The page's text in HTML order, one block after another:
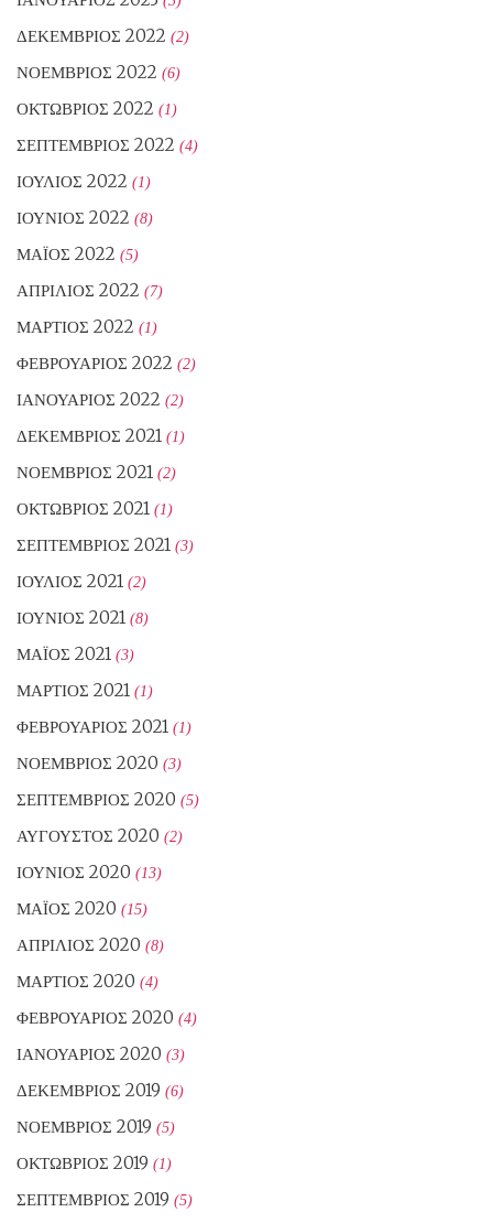
ΔΕΚΈΜΒΡΙΟΣ 2022 (2)
ΝΟΈΜΒΡΙΟΣ 2022 (6)
ΟΚΤΏΒΡΙΟΣ 2022 (1)
ΣΕΠΤΈΜΒΡΙΟΣ 2022 (4)
ΙΟΎΛΙΟΣ 2022 (1)
ΙΟΎΝΙΟΣ 2022 (8)
ΜΆΙΟΣ 2022 (5)
ΑΠΡΊΛΙΟΣ 2022 (7)
ΜΆΡΤΙΟΣ 2022 (1)
ΦΕΒΡΟΥΆΡΙΟΣ 2022 (2)
ΙΑΝΟΥΆΡΙΟΣ 2022 (2)
ΔΕΚΈΜΒΡΙΟΣ 2021 (1)
ΝΟΈΜΒΡΙΟΣ 2021 (2)
ΟΚΤΏΒΡΙΟΣ 2021 (1)
ΣΕΠΤΈΜΒΡΙΟΣ 2021 (3)
ΙΟΎΛΙΟΣ 2021 (2)
ΙΟΎΝΙΟΣ 2021 (8)
ΜΆΙΟΣ 2021 (3)
ΜΆΡΤΙΟΣ 2021 (1)
ΦΕΒΡΟΥΆΡΙΟΣ 2021 (1)
ΝΟΈΜΒΡΙΟΣ 2020 (3)
ΣΕΠΤΈΜΒΡΙΟΣ 2020 (5)
ΑΎΓΟΥΣΤΟΣ 2020 (2)
ΙΟΎΝΙΟΣ 2020 (13)
ΜΆΙΟΣ 2020 (15)
ΑΠΡΊΛΙΟΣ 2020 (8)
ΜΆΡΤΙΟΣ 2020 (4)
ΦΕΒΡΟΥΆΡΙΟΣ 2020 (4)
ΙΑΝΟΥΆΡΙΟΣ 2020 (3)
ΔΕΚΈΜΒΡΙΟΣ 2019 (6)
ΝΟΈΜΒΡΙΟΣ 2019 (5)
ΟΚΤΏΒΡΙΟΣ 2019 (1)
ΣΕΠΤΈΜΒΡΙΟΣ 2019 (5)